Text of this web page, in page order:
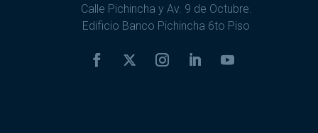
Calle Pichincha y Av. 9 de Octubre.
Edificio Banco Pichincha 6to Piso